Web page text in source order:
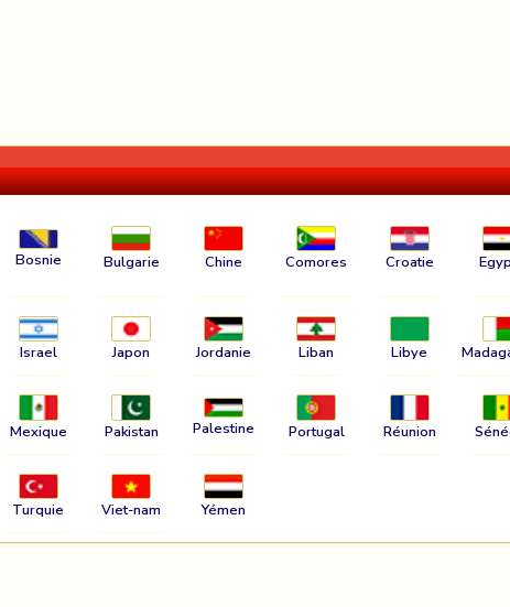
Bosnie Bulgarie Chine Comores Croatie
Israel Japon Jordanie Liban Libye
Mexique Pakistan Palestine Portugal Réunion
Turquie Viet-nam Yémen